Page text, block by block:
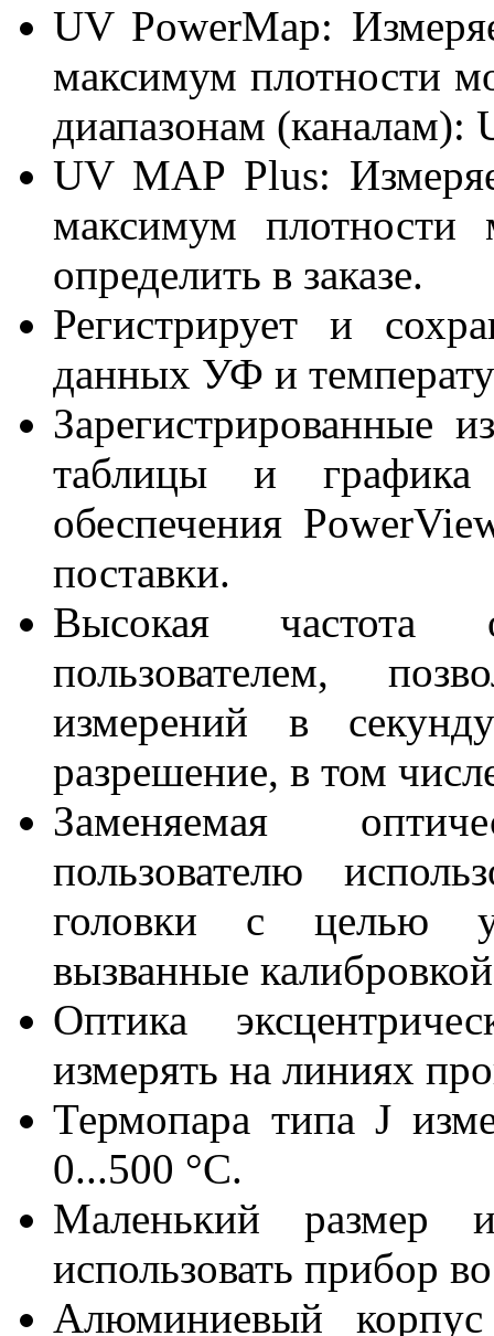
UV PowerMap:
максимум плотности
диапазонам
UV MAP Plus:
максимум
определить в заказе.
Регистрирует и
данных УФ и
Зарегистрированные
таблицы и
обеспечения
поставки.
Высокая частота
пользователем,
измерений в
разрешение, в том
Заменяемая
пользователю
головки с целью
вызванные
Оптика
измерять на линиях
Термопара типа J
0...500 °C.
Маленький размер
использовать прибор
Алюминиевый